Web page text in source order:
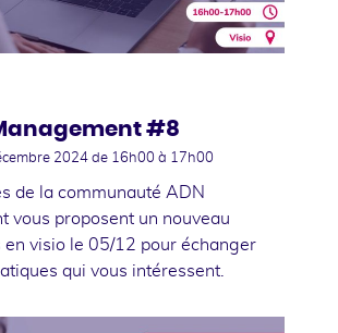
#8
2024 de 16h00 à 17h00
de la communauté ADN
vous proposent un nouveau
en visio le 05/12 pour échanger
qui vous intéressent.